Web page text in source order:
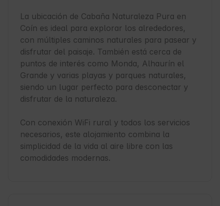
La ubicación de Cabaña Naturaleza Pura en
Coín es ideal para explorar los alrededores,
con múltiples caminos naturales para pasear y
disfrutar del paisaje. También está cerca de
puntos de interés como Monda, Alhaurín el
Grande y varias playas y parques naturales,
siendo un lugar perfecto para desconectar y
disfrutar de la naturaleza.
Con conexión WiFi rural y todos los servicios
necesarios, este alojamiento combina la
simplicidad de la vida al aire libre con las
comodidades modernas.